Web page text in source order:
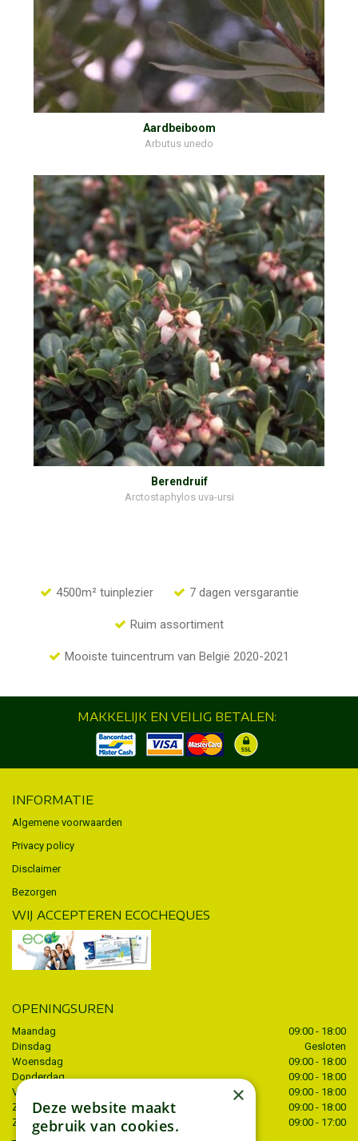
Aardbeiboom
Arbutus unedo
Berendruif
Arctostaphylos uva-ursi
4500m² tuinplezier 7 dagen versgarantie
Ruim assortiment
Mooiste tuincentrum van België 2020-2021
MAKKELIJK EN VEILIG BETALEN:
INFORMATIE
Algemene voorwaarden
Privacy policy
Disclaimer
Bezorgen
WIJ ACCEPTEREN ECOCHEQUES
OPENINGSUREN
Maandag
09:00 - 18:00
Dinsdag
Gesloten
Woensdag
09:00 - 18:00
Donderdag
09:00 - 18:00
Vrijdag
09:00 - 18:00
Zaterdag
09:00 - 18:00
Zondag
09:00 - 17:00
×
Deze website maakt
gebruik van cookies.